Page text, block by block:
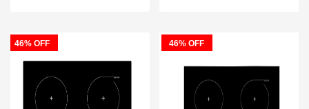
46% OFF 46% OFF